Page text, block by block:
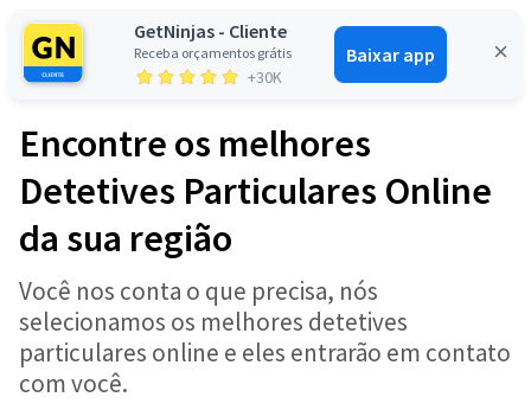
GetNinjas - Cliente
Receba orçamentos grátis
+30K
Baixar app
Entrar
Encontre os melhores
Detetives Particulares Online
da sua região
Você nos conta o que precisa, nós
selecionamos os melhores detetives
particulares online e eles entrarão em contato
com você.